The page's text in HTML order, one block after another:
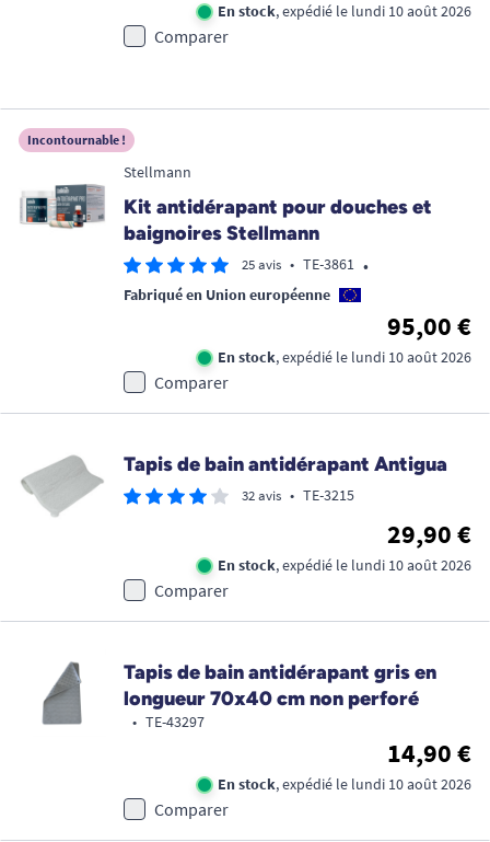
En stock, expédié le lundi 10 août 2026
Comparer
Incontournable !
Stellmann
Kit antidérapant pour douches et
baignoires Stellmann
25 avis • TE-3861 •
Fabriqué en Union européenne
95,00 €
En stock, expédié le lundi 10 août 2026
Comparer
Tapis de bain antidérapant Antigua
32 avis • TE-3215
29,90 €
En stock, expédié le lundi 10 août 2026
Comparer
Tapis de bain antidérapant gris en
longueur 70x40 cm non perforé
• TE-43297
14,90 €
En stock, expédié le lundi 10 août 2026
Comparer